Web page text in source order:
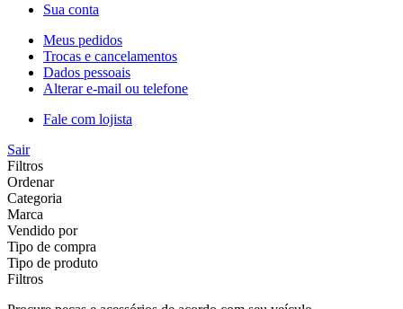
Sua conta
Meus pedidos
Trocas e cancelamentos
Dados pessoais
Alterar e-mail ou telefone
Fale com lojista
Sair
Filtros
Ordenar
Categoria
Marca
Vendido por
Tipo de compra
Tipo de produto
Filtros